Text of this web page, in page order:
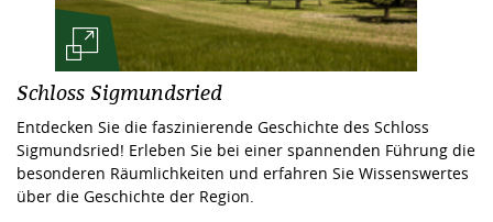
Schloss Sigmundsried
Entdecken Sie die faszinierende Geschichte des Schloss
Sigmundsried! Erleben Sie bei einer spannenden Führung die
besonderen Räumlichkeiten und erfahren Sie Wissenswertes
über die Geschichte der Region.